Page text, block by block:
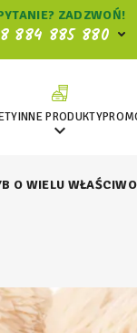
ZADZWOŃ!
884 885 880
INNE PRODUKTY

O WIELU